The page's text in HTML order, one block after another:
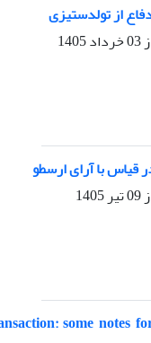
از تولدستیزی
03 خرداد 1405
قیاس با آرای ارسطو
09 تیر 1405
some notes